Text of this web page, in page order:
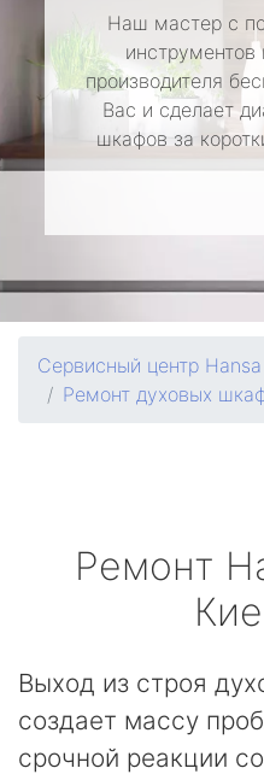
Наш мастер с
инструментов
производителя
Вас и сделает
шкафов за
Сервисный центр Hansa
Ремонт духовых
Ремонт
Выход из строя
создает массу
срочной реакции